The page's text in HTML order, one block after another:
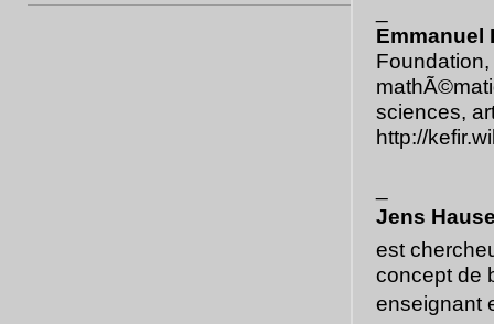
Emmanuel
sciences,
http://
Jens
est
concept de
enseignant